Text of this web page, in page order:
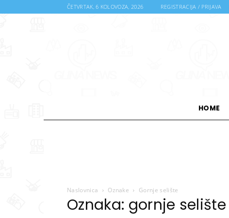
ČETVRTAK, 6 KOLOVOZA, 2026 REGISTRACIJA / PRIJAVA
HOME
Naslovnica Oznake Gornje selište
Oznaka: gornje selište